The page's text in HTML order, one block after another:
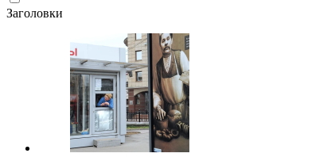
Заголовки